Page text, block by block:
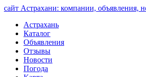
сайт Астрахани: компании, объявления,
Астрахань
Каталог
Объявления
Отзывы
Новости
Погода